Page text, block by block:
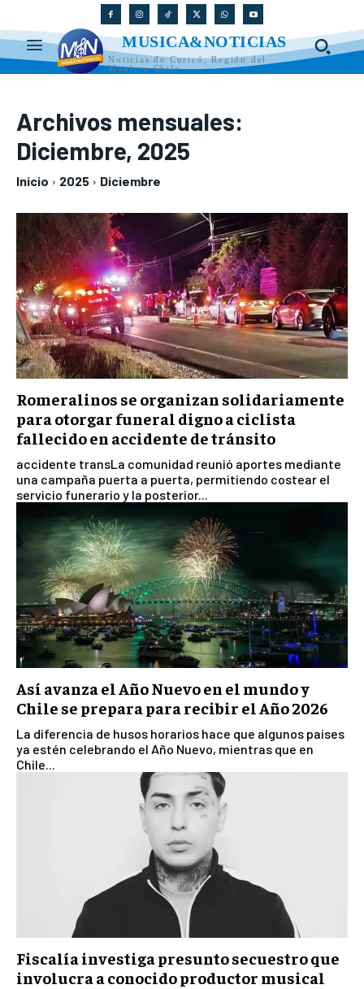
MUSICA&NOTICIAS
Noticias de Curicó, Región del
Maule y Chile
Archivos mensuales:
Diciembre, 2025
Inicio 2025 Diciembre
Romeralinos se organizan solidariamente
para otorgar funeral digno a ciclista
fallecido en accidente de tránsito
accidente transLa comunidad reunió aportes mediante
una campaña puerta a puerta, permitiendo costear el
servicio funerario y la posterior...
Así avanza el Año Nuevo en el mundo y
Chile se prepara para recibir el Año 2026
La diferencia de husos horarios hace que algunos países
ya estén celebrando el Año Nuevo, mientras que en
Chile...
Fiscalía investiga presunto secuestro que
involucra a conocido productor musical